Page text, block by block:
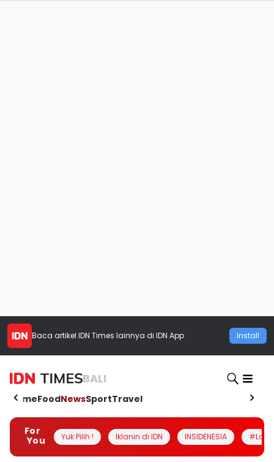
Baca artikel IDN Times lainnya di IDN App Install
BALI
HomeFoodNewsSportTravel
For
You
Yuk Pilih ! Iklanin di IDN INSIDENESIA